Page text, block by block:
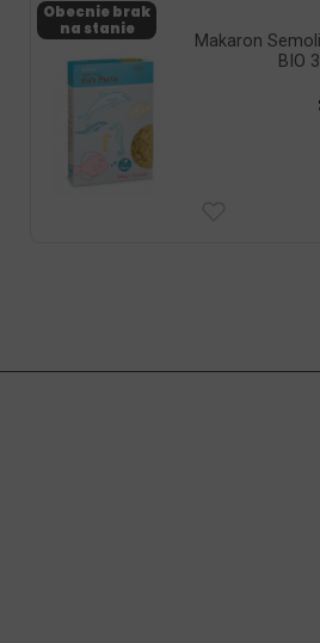
Makaron
BIO
Obecnie brak
na stanie